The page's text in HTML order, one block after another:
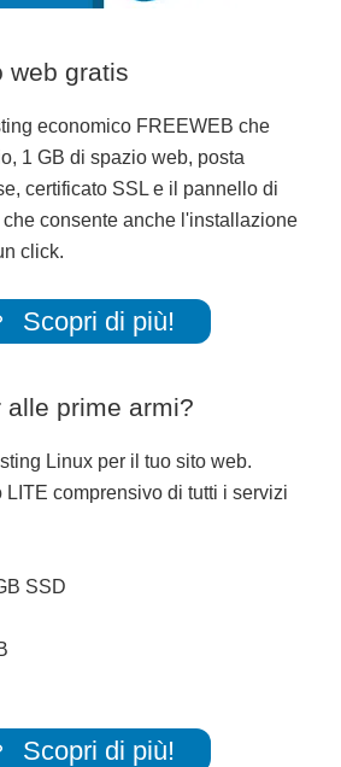
web gratis
economico FREEWEB che
1 GB di spazio web, posta
certificato SSL e il pannello di
consente anche l'installazione
click.
Scopri di più!
prime armi?
Linux per il tuo sito web.
LITE comprensivo di tutti i servizi
SSD
Scopri di più!